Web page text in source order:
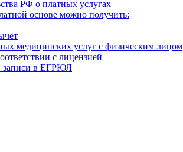
РФ о платных услугах
основе можно получить:
медицинских услуг с физическим лицом
с лицензией
записи в ЕГРЮЛ